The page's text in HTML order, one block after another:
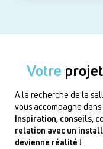
Votre projet
A la recherche de la
vous accompagne
Inspiration, conseils,
relation avec un
devienne réalité !